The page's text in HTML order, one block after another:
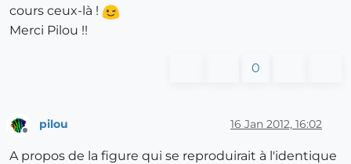
cours ceux-là !
Merci Pilou !!
0
Offline
pilou 16 Jan 2012, 16:02
A propos de la figure qui se reproduirait à l'identique